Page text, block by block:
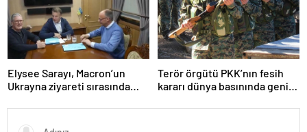
Elysee Sarayı, Macron’un
Ukrayna ziyareti sırasında
iddiasını yalanladı
Terör örgütü PKK’nın fesih
kararı dünya basınında geniş